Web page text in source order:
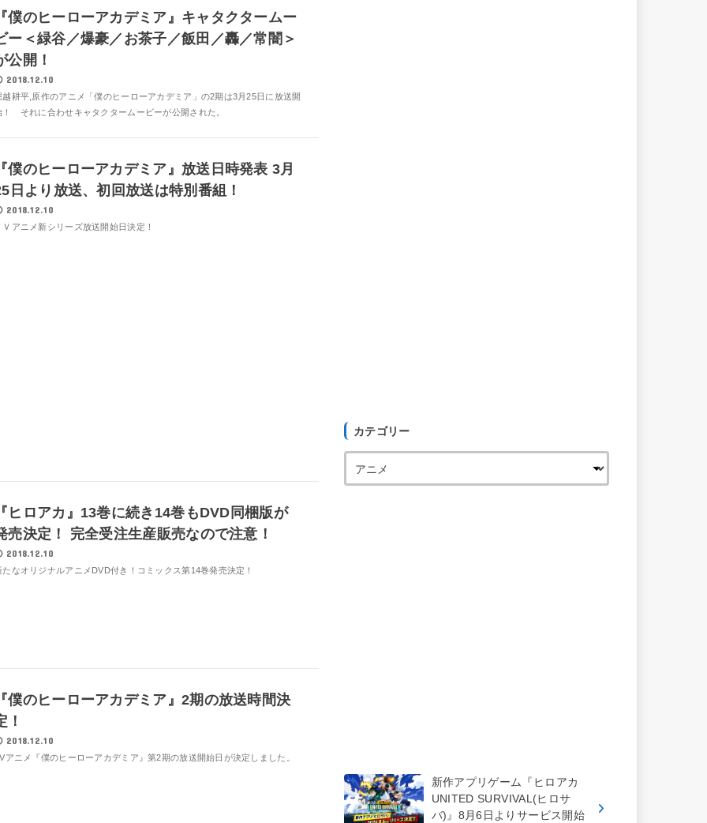
僕のヒーローアカデミア』キャタクタームー
ー＜緑谷／爆豪／お茶子／飯田／轟／常闇＞
公開！
2018.12.10
越耕平,原作のアニメ「僕のヒーローアカデミア」の2期は3月25日に放送開
！ それに合わせキャタクタームービーが公開された。
僕のヒーローアカデミア』放送日時発表 3月
日より放送、初回放送は特別番組！
2018.12.10
Ｖアニメ新シリーズ放送開始日決定！
ヒロアカ』13巻に続き14巻もDVD同梱版が
売決定！ 完全受注生産販売なので注意！
2018.12.10
たなオリジナルアニメDVD付き！コミックス第14巻発売決定！
僕のヒーローアカデミア』2期の放送時間決
！
2018.12.10
アニメ『僕のヒーローアカデミア』第2期の放送開始日が決定しました。
カテゴリー
新作アプリゲーム『ヒロアカ
UNITED SURVIVAL(ヒロサ
バ)』8月6日よりサービス開始